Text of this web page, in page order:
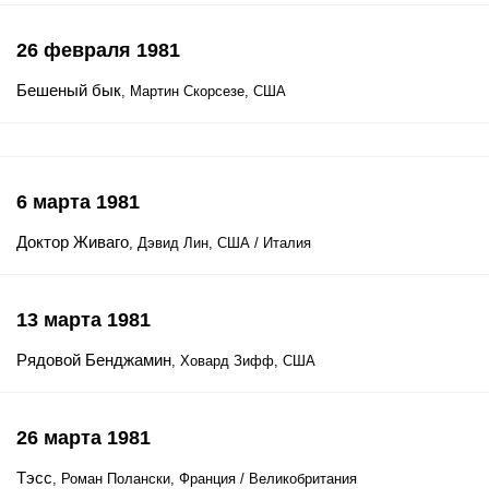
26 февраля 1981
Бешеный бык, Мартин Скорсезе, США
6 марта 1981
Доктор Живаго, Дэвид Лин, США / Италия
13 марта 1981
Рядовой Бенджамин, Ховард Зифф, США
26 марта 1981
Тэсс, Роман Полански, Франция / Великобритания